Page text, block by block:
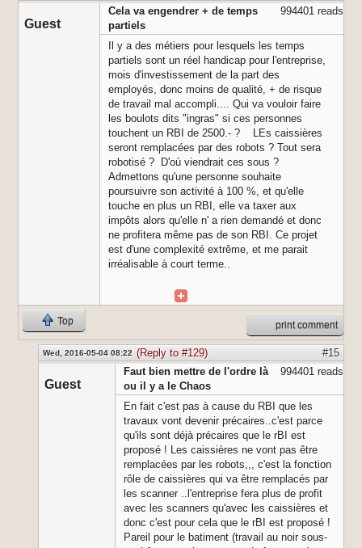
Guest
994401 reads
Cela va engendrer + de temps
partiels
Il y a des métiers pour lesquels les temps
partiels sont un réel handicap pour l'entreprise,
mois d'investissement de la part des
employés, donc moins de qualité, + de risque
de travail mal accompli.... Qui va vouloir faire
les boulots dits "ingras" si ces personnes
touchent un RBI de 2500.- ? LEs caissières
seront remplacées par des robots ? Tout sera
robotisé ? D'où viendrait ces sous ?
Admettons qu'une personne souhaite
poursuivre son activité à 100 %, et qu'elle
touche en plus un RBI, elle va taxer aux
impôts alors qu'elle n' a rien demandé et donc
ne profitera même pas de son RBI. Ce projet
est d'une complexité extrême, et me parait
irréalisable à court terme..
Top print comment
Wed, 2016-05-04 08:22 (Reply to #129) #15
Guest
994401 reads
Faut bien mettre de l'ordre là
ou il y a le Chaos
En fait c'est pas à cause du RBI que les
travaux vont devenir précaires..c'est parce
qu'ils sont déjà précaires que le rBI est
proposé ! Les caissières ne vont pas être
remplacées par les robots,,, c'est la fonction
rôle de caissières qui va être remplacés par
les scanner ..l'entreprise fera plus de profit
avec les scanners qu'avec les caissières et
donc c'est pour cela que le rBI est proposé !
Pareil pour le batiment (travail au noir sous-